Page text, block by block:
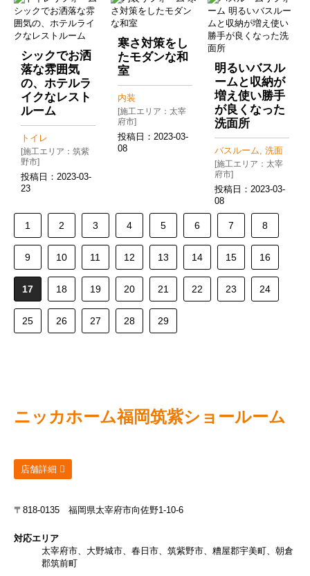
シックでお洒
落な雰囲気
の、ホテルラ
イクなレスト
ルーム
トイレ
[施工エリア：筑紫
野市]
投稿日： 2023-03-
23
寒さ対策をし
たモダンな和
室
内装
[施工エリア：太宰
府市]
投稿日： 2023-03-
08
明るいバスル
ームと収納が
増え使い勝手
が良くなった
洗面所
バスルーム, 洗面
[施工エリア：太宰
府市]
投稿日： 2023-03-
08
1 2 3 4 5 6 7 8
9 10 11 12 13 14 15 16
17 18 19 20 21 22 23 24
25 26 27 28 29
ニッカホーム福岡筑紫ショールーム
店舗詳細
〒818-0135 福岡県太宰府市向佐野1-10-6
対応エリア
太宰府市、大野城市、春日市、筑紫野市、糟屋郡宇美町、朝倉
郡筑前町